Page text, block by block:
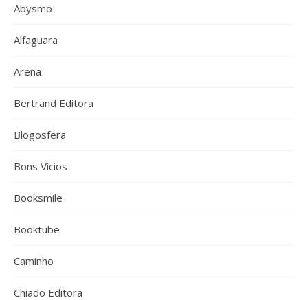
Abysmo
Alfaguara
Arena
Bertrand Editora
Blogosfera
Bons Vícios
Booksmile
Booktube
Caminho
Chiado Editora